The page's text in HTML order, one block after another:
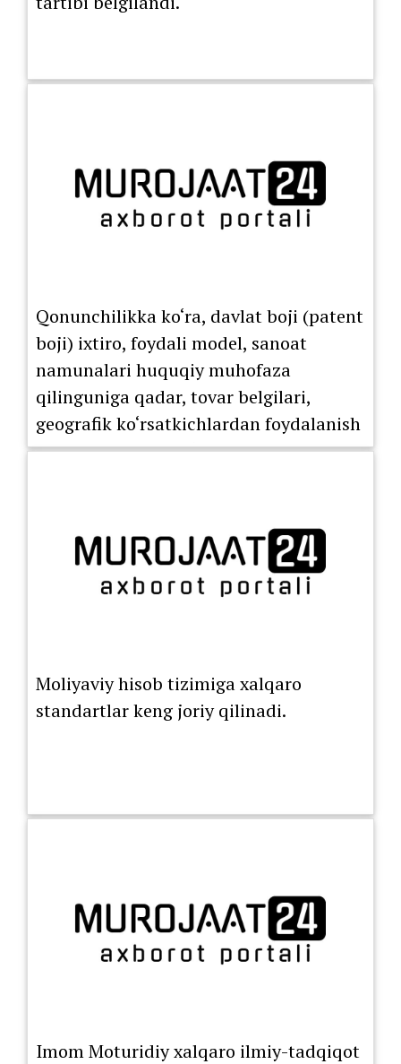
Qonunchilikka ko‘ra, davlat boji (patent
boji) ixtiro, foydali model, sanoat
namunalari huquqiy muhofaza
qilinguniga qadar, tovar belgilari,
geografik ko‘rsatkichlardan foydalanish
huquqini berish bo‘yicha litsenziya
Moliyaviy hisob tizimiga xalqaro
standartlar keng joriy qilinadi.
Imom Moturidiy xalqaro ilmiy-tadqiqot